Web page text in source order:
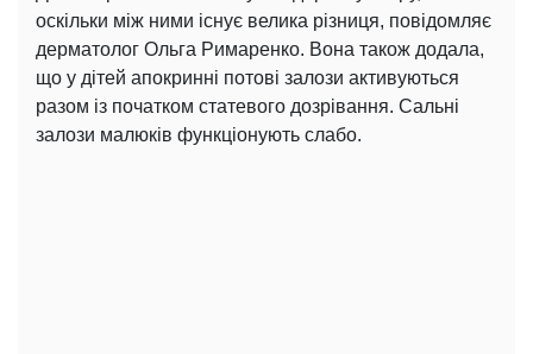
оскільки між ними існує велика різниця, повідомляє
дерматолог Ольга Римаренко. Вона також додала,
що у дітей апокринні потові залози активуються
разом із початком статевого дозрівання. Сальні
залози малюків функціонують слабо.